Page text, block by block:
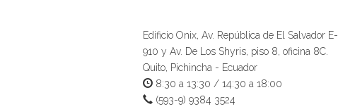
Edificio Onix, Av. República de El Salvador E-
910 y Av. De Los Shyris, piso 8, oficina 8C.
Quito, Pichincha - Ecuador
8:30 a 13:30 / 14:30 a 18:00
(593-9) 9384 3524